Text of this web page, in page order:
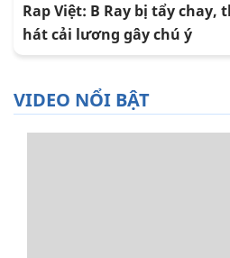
Rap Việt: B Ray bị tẩy chay,
hát cải lương gây chú ý
VIDEO NỔI BẬT